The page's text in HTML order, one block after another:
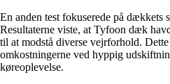
En anden test fokuserede på dækkets
Resultaterne viste, at Tyfoon dæk
til at modstå diverse vejrforhold.
omkostningerne ved hyppig
køreoplevelse.